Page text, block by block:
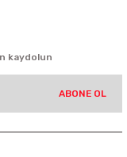
kaydolun
ABONE OL